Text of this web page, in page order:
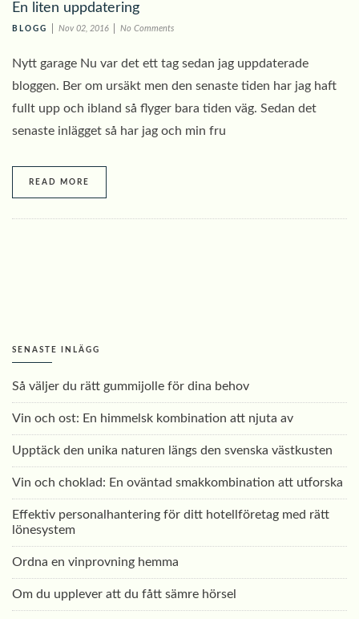
En liten uppdatering
BLOGG Nov 02, 2016 No Comments
Nytt garage Nu var det ett tag sedan jag uppdaterade
bloggen. Ber om ursäkt men den senaste tiden har jag haft
fullt upp och ibland så flyger bara tiden väg. Sedan det
senaste inlägget så har jag och min fru
READ MORE
SENASTE INLÄGG
Så väljer du rätt gummijolle för dina behov
Vin och ost: En himmelsk kombination att njuta av
Upptäck den unika naturen längs den svenska västkusten
Vin och choklad: En oväntad smakkombination att utforska
Effektiv personalhantering för ditt hotellföretag med rätt
lönesystem
Ordna en vinprovning hemma
Om du upplever att du fått sämre hörsel